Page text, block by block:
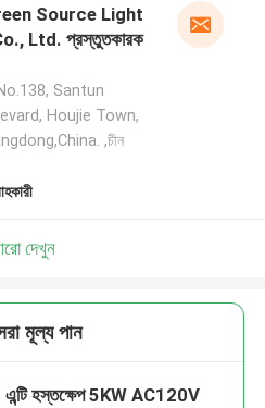
Source Light
Ltd. প্রস্তুতকারক
Santun
Houjie Town,
,চীন
দেখুন
মূল্য পান
হস্তক্ষেপ 5KW AC120V